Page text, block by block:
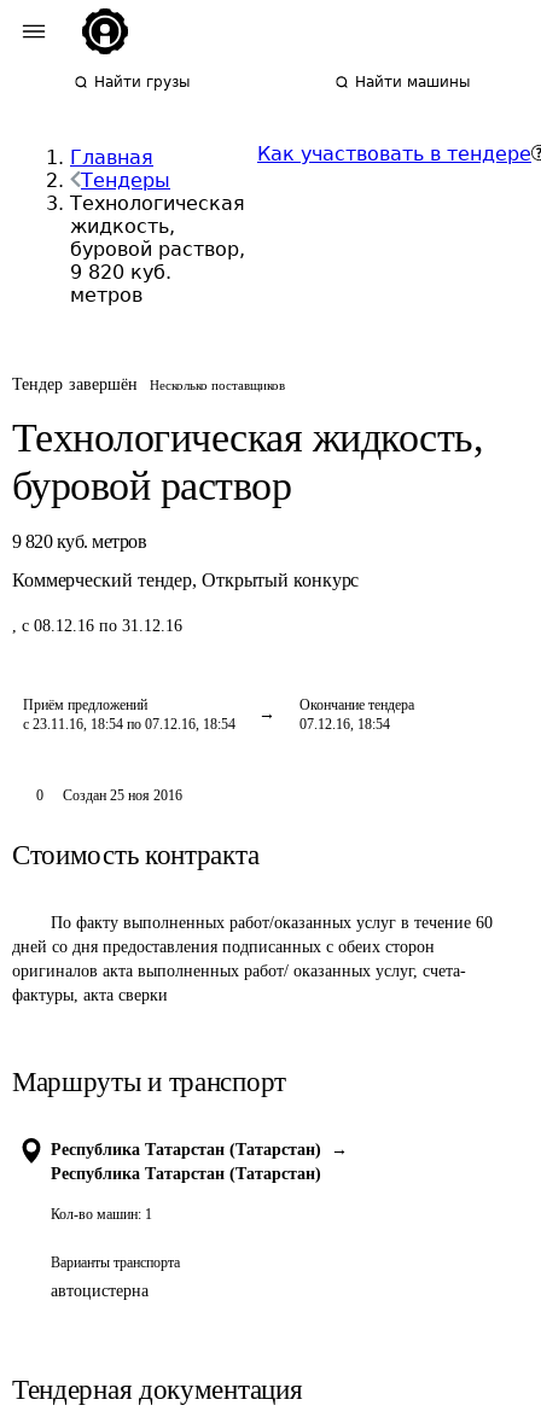
Найти грузы Найти машины
Главная
Тендеры
Технологическая
жидкость,
буровой раствор,
9 820 куб.
метров
Как участвовать в тендере
Тендер завершён Несколько поставщиков
Технологическая жидкость,
буровой раствор
9 820 куб. метров
Коммерческий тендер, Открытый конкурс
, с 08.12.16 по 31.12.16
Приём предложений
с 23.11.16, 18:54 по 07.12.16, 18:54
Окончание тендера
07.12.16, 18:54
0 Создан 25 ноя 2016
Стоимость контракта
дней со дня предоставления подписанных с обеих сторон
оригиналов акта выполненных работ/ оказанных услуг, счета-
фактуры, акта сверки
Маршруты и транспорт
Республика Татарстан (Татарстан)
→
Республика Татарстан (Татарстан)
Кол-во машин: 1
Варианты транспорта
автоцистерна
Тендерная документация